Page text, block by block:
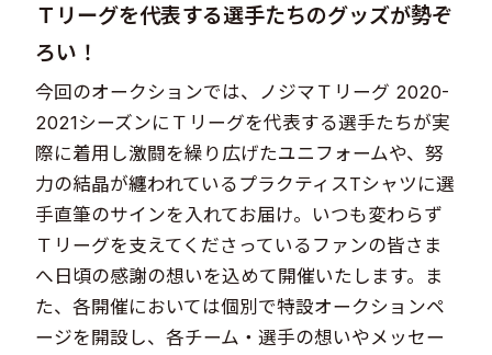
Ｔリーグを代表する選手たちのグッズが勢ぞ
ろい！​​​​​​​​
今回のオークションでは、ノジマＴリーグ 2020-
2021シーズンにＴリーグを代表する選手たちが実
際に着用し激闘を繰り広げたユニフォームや、努
力の結晶が纏われているプラクティスTシャツに選
手直筆のサインを入れてお届け。いつも変わらず​
Ｔリーグを支えてくださっているファンの皆さま
へ日頃の感謝の想いを込めて開催いたします。ま
た、各開催においては個別で特設オークションペ
ージを開設し、各チーム・選手の想いやメッセー